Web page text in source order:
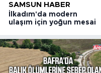
SAMSUN HABER
İlkadım'da modern
ulaşım için yoğun mesai